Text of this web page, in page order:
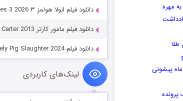
مهره
طلا
پیشونی
پرونده
دانلود فیلم انولا هولمز ۳ Enola Holmes 3 2026
دانلود فیلم مامور کارتر Agent Carter 2013
دانلود فیلم Our Lovely Pig Slaughter 2024
لینک‌های کاربردی